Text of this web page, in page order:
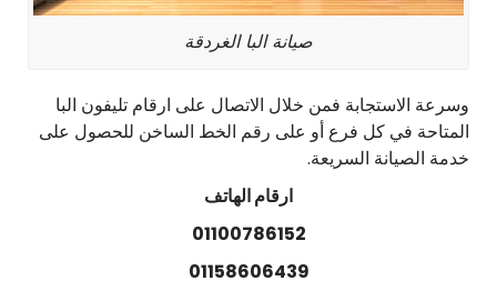
صيانة البا الغردقة
وسرعة الاستجابة فمن خلال الاتصال على ارقام تليفون البا
المتاحة في كل فرع أو على رقم الخط الساخن للحصول على
خدمة الصيانة السريعة.
ارقام الهاتف
01100786152
01158606439